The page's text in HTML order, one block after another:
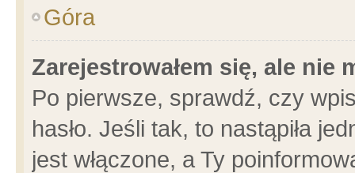
Góra
Zarejestrowałem się, ale nie
Po pierwsze, sprawdź, czy
hasło. Jeśli tak, to nastąpiła
jest włączone, a Ty